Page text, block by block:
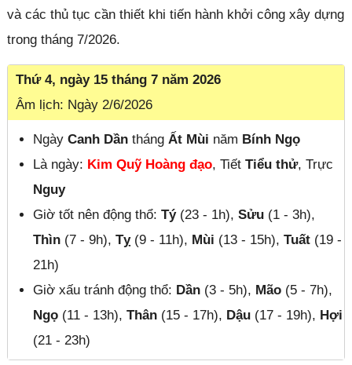
và các thủ tục cần thiết khi tiến hành khởi công xây dựng
trong tháng 7/2026.
Thứ 4, ngày 15 tháng 7 năm 2026
Âm lịch: Ngày 2/6/2026
NgàyCanh Dần tháng Ất Mùi năm Bính Ngọ
Là ngày: Kim Quỹ Hoàng đạo, TiếtTiểu thử, Trực
Nguy
Giờ tốt nên động thổ:Tý(23 - 1h),Sửu (1 - 3h),
Thìn (7 - 9h),Tỵ(9 - 11h), Mùi (13 - 15h),Tuất (19 -
21h)
Giờ xấu tránh động thổ: Dần (3 - 5h), Mão (5 - 7h),
Ngọ (11 - 13h),Thân (15 - 17h), Dậu (17 - 19h), Hợi
(21 - 23h)